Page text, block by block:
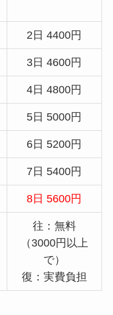
2日 4400円
3日 4600円
4日 4800円
5日 5000円
6日 5200円
7日 5400円
8日 5600円
往：無料
（3000円以上
で）
復：実費負担